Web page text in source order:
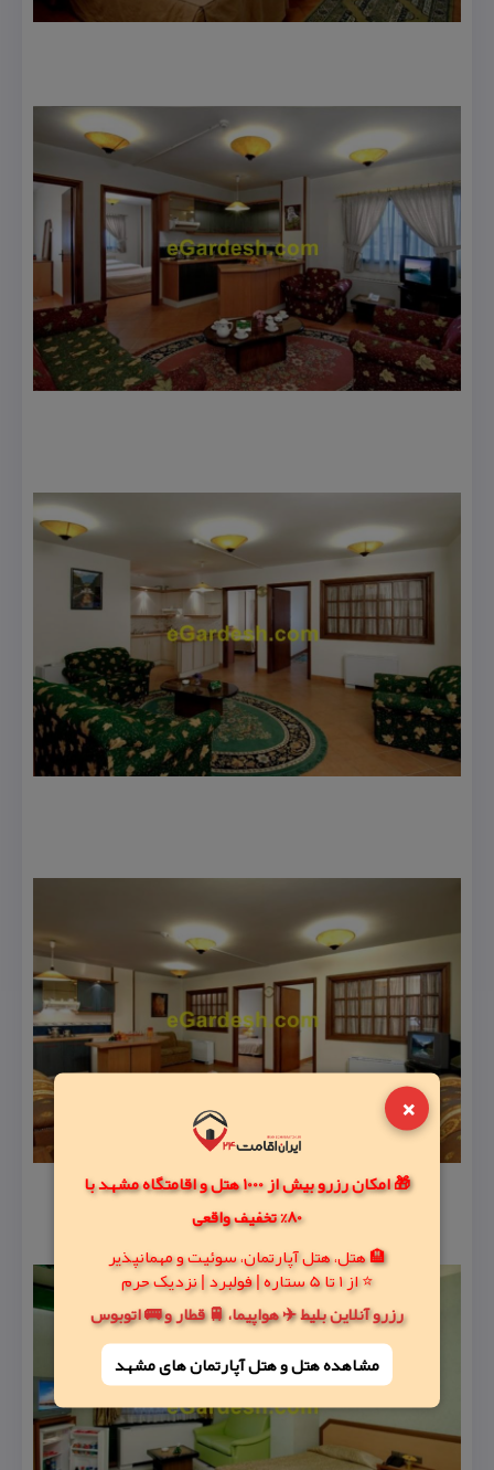
×
🎁 امکان رزرو بیش از 1000 هتل و اقامتگاه مشهد با
80% تخفیف واقعی
🏨 هتل، هتل آپارتمان، سوئیت و مهمانپذیر
⭐ از 1 تا 5 ستاره | فولبرد | نزدیک حرم
رزرو آنلاین بلیط ✈️ هواپیما، 🚆 قطار و 🚌 اتوبوس
مشاهده هتل و هتل‌ آپارتمان های مشهد